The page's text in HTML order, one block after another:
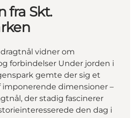
fra Skt.
vidner om
forbindelser Under jorden i
gemte der sig et
dimensioner –
der stadig fascinerer
den dag i